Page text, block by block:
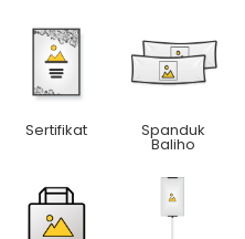
Sertifikat Spanduk
Baliho